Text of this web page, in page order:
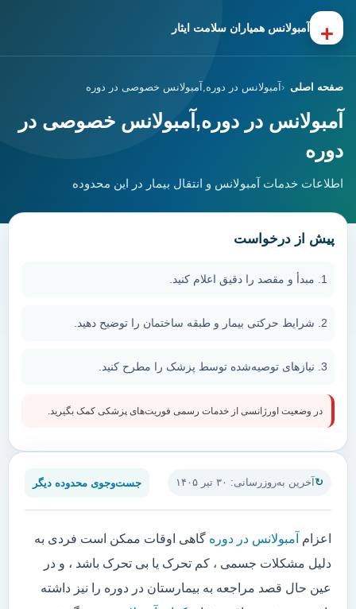
+ آمبولانس همیاران سلامت ایثار
صفحه اصلی آمبولانس در دوره,آمبولانس خصوصی در دوره
آمبولانس در دوره,آمبولانس خصوصی در
دوره
اطلاعات خدمات آمبولانس و انتقال بیمار در این محدوده
آخرین به‌روزرسانی: ۳۰ تیر ۱۴۰۵ جست‌وجوی محدوده دیگر
اعزام آمبولانس در دوره گاهی اوقات ممکن است فردی به
دلیل مشکلات جسمی ، کم تحرک یا بی تحرک باشد ، و در
عین حال قصد مراجعه به بیمارستان در دوره را نیز داشته
پیش از درخواست
مبدأ و مقصد را دقیق اعلام کنید.
شرایط حرکتی بیمار و طبقه ساختمان را توضیح دهید.
نیازهای توصیه‌شده توسط پزشک را مطرح کنید.
در وضعیت اورژانسی از خدمات رسمی فوریت‌های پزشکی کمک بگیرید.